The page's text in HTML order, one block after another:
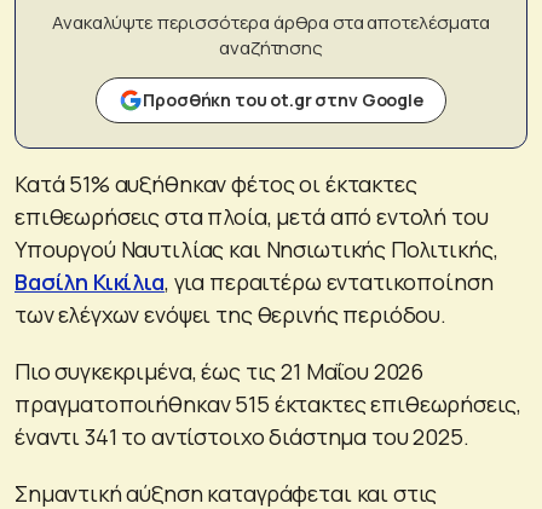
Ανακαλύψτε περισσότερα άρθρα στα αποτελέσματα
αναζήτησης
Προσθήκη του ot.gr στην Google
Κατά 51% αυξήθηκαν φέτος οι έκτακτες
επιθεωρήσεις στα πλοία, μετά από εντολή του
Υπουργού Ναυτιλίας και Νησιωτικής Πολιτικής,
Βασίλη Κικίλια, για περαιτέρω εντατικοποίηση
των ελέγχων ενόψει της θερινής περιόδου.
Πιο συγκεκριμένα, έως τις 21 Μαΐου 2026
πραγματοποιήθηκαν 515 έκτακτες επιθεωρήσεις,
έναντι 341 το αντίστοιχο διάστημα του 2025.
Σημαντική αύξηση καταγράφεται και στις